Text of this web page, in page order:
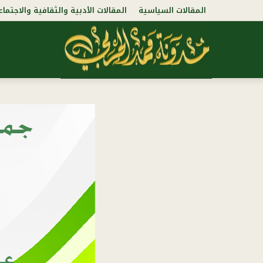
المقالات السياسية المقالات الأدبية والثقافية